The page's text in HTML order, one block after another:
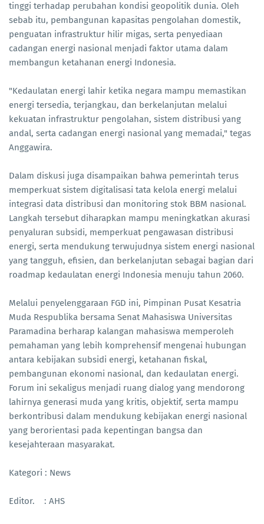
tinggi terhadap perubahan kondisi geopolitik dunia. Oleh
sebab itu, pembangunan kapasitas pengolahan domestik,
penguatan infrastruktur hilir migas, serta penyediaan
cadangan energi nasional menjadi faktor utama dalam
membangun ketahanan energi Indonesia.
"Kedaulatan energi lahir ketika negara mampu memastikan
energi tersedia, terjangkau, dan berkelanjutan melalui
kekuatan infrastruktur pengolahan, sistem distribusi yang
andal, serta cadangan energi nasional yang memadai," tegas
Anggawira.
Dalam diskusi juga disampaikan bahwa pemerintah terus
memperkuat sistem digitalisasi tata kelola energi melalui
integrasi data distribusi dan monitoring stok BBM nasional.
Langkah tersebut diharapkan mampu meningkatkan akurasi
penyaluran subsidi, memperkuat pengawasan distribusi
energi, serta mendukung terwujudnya sistem energi nasional
yang tangguh, efisien, dan berkelanjutan sebagai bagian dari
roadmap kedaulatan energi Indonesia menuju tahun 2060.
Melalui penyelenggaraan FGD ini, Pimpinan Pusat Kesatria
Muda Respublika bersama Senat Mahasiswa Universitas
Paramadina berharap kalangan mahasiswa memperoleh
pemahaman yang lebih komprehensif mengenai hubungan
antara kebijakan subsidi energi, ketahanan fiskal,
pembangunan ekonomi nasional, dan kedaulatan energi.
Forum ini sekaligus menjadi ruang dialog yang mendorong
lahirnya generasi muda yang kritis, objektif, serta mampu
berkontribusi dalam mendukung kebijakan energi nasional
yang berorientasi pada kepentingan bangsa dan
kesejahteraan masyarakat.
Kategori : News
Editor. : AHS